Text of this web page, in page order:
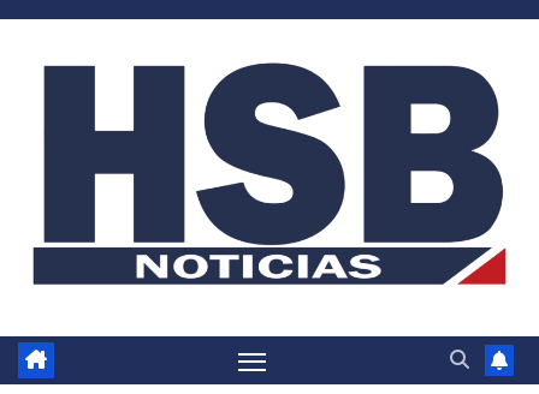
Saltar